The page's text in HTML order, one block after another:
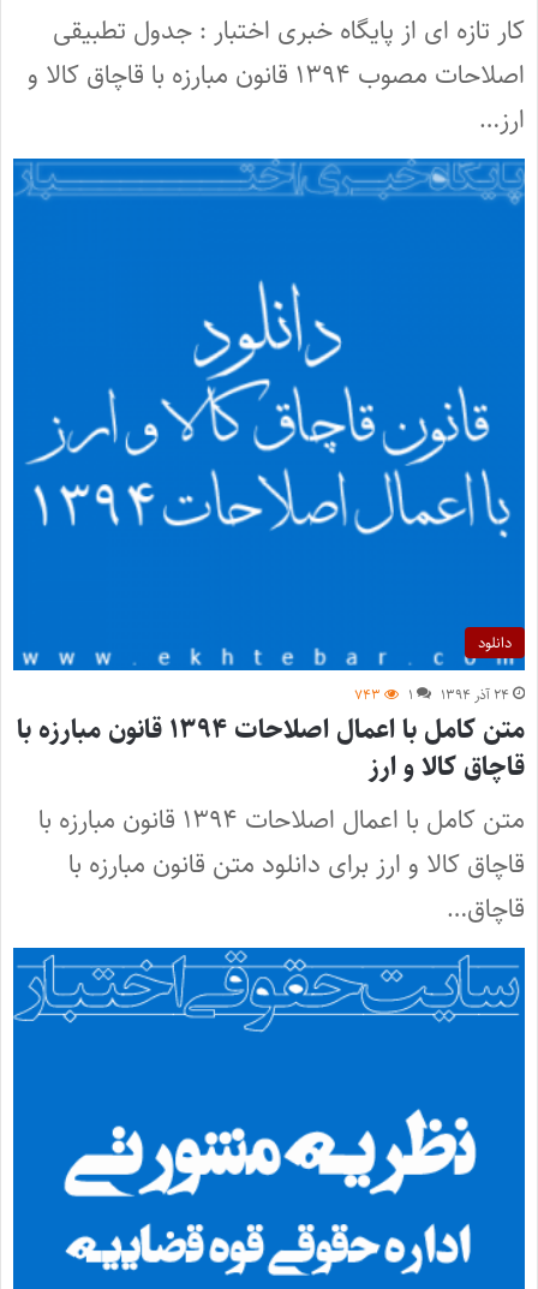
کار تازه ای از پایگاه خبری اختبار : جدول تطبیقی
اصلاحات مصوب ۱۳۹۴ قانون مبارزه با قاچاق کالا و
ارز…
دانلود
۲۴ آذر ۱۳۹۴ ۱ ۷۴۳
متن کامل با اعمال اصلاحات ۱۳۹۴ قانون مبارزه با
قاچاق کالا و ارز
متن کامل با اعمال اصلاحات ۱۳۹۴ قانون مبارزه با
قاچاق کالا و ارز برای دانلود متن قانون مبارزه با
قاچاق…